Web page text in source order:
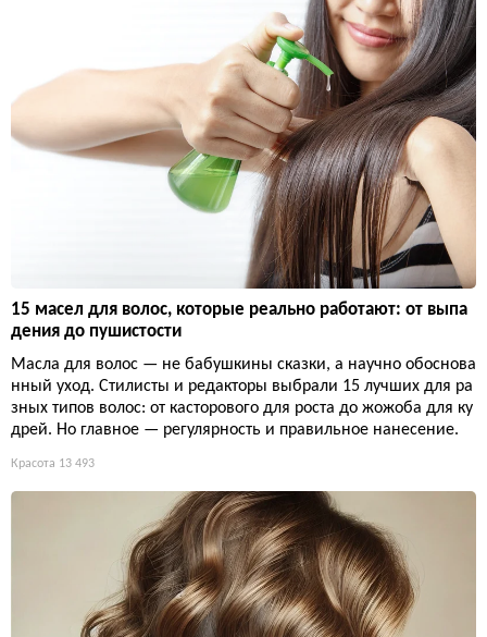
15 масел для волос, которые реально работают: от выпа
дения до пушистости
Масла для волос — не бабушкины сказки, а научно обоснова
нный уход. Стилисты и редакторы выбрали 15 лучших для ра
зных типов волос: от касторового для роста до жожоба для ку
дрей. Но главное — регулярность и правильное нанесение.
Красота 13 493